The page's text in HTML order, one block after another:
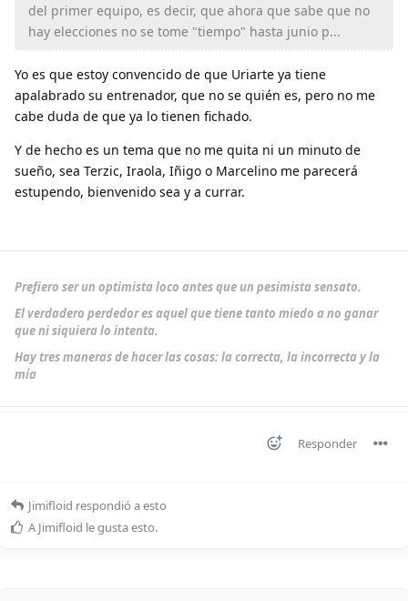
del primer equipo, es decir, que ahora que sabe que no
hay elecciones no se tome "tiempo" hasta junio p...
Yo es que estoy convencido de que Uriarte ya tiene
apalabrado su entrenador, que no se quién es, pero no me
cabe duda de que ya lo tienen fichado.
Y de hecho es un tema que no me quita ni un minuto de
sueño, sea Terzic, Iraola, Iñigo o Marcelino me parecerá
estupendo, bienvenido sea y a currar.
Prefiero ser un optimista loco antes que un pesimista sensato.
El verdadero perdedor es aquel que tiene tanto miedo a no ganar
que ni siquiera lo intenta.
Hay tres maneras de hacer las cosas: la correcta, la incorrecta y la
mía
Responder
Jimifloid respondió a esto
A Jimifloid le gusta esto.